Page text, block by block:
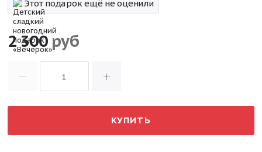
Этот подарок ещё не оценили
2 300 руб
КУПИТЬ